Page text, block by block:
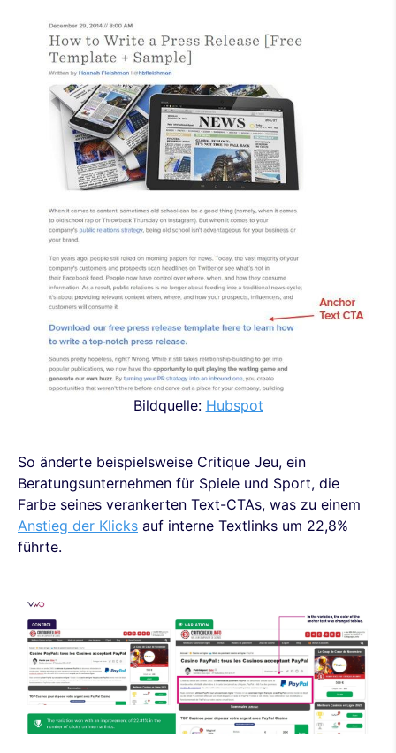
Bildquelle: Hubspot
So änderte beispielsweise Critique Jeu, ein
Beratungsunternehmen für Spiele und Sport, die
Farbe seines verankerten Text-CTAs, was zu einem
Anstieg der Klicks auf interne Textlinks um 22,8%
führte.